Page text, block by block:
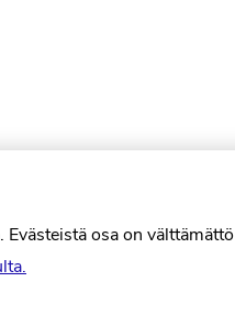
Evästeistä osa on